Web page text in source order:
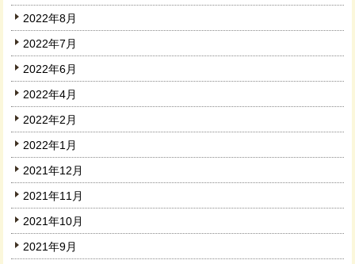
2022年8月
2022年7月
2022年6月
2022年4月
2022年2月
2022年1月
2021年12月
2021年11月
2021年10月
2021年9月